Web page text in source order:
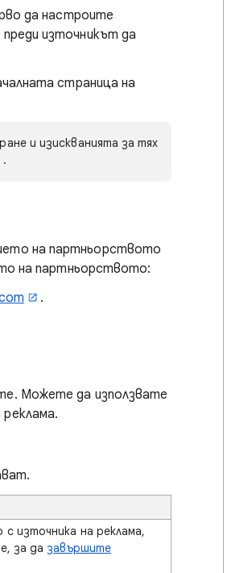
да настроите
източникът да
страница на
и изискванията за тях
.
на партньорството
на партньорството:
.
Можете да използвате
източника на реклама,
за да завършите